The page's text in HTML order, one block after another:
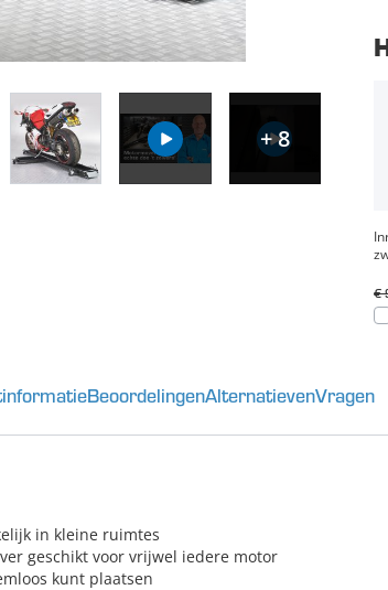
+ 8
€
BeoordelingenAlternatievenVragen
in kleine ruimtes
geschikt voor vrijwel iedere motor
kunt plaatsen